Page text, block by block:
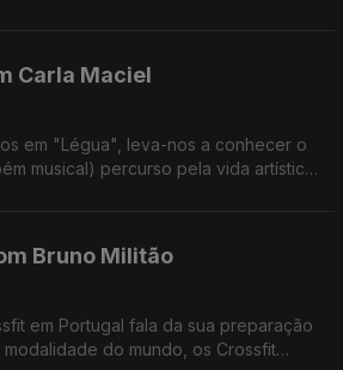
Carla Maciel
em "Légua", leva-nos a conhecer o
musical) percurso pela vida artística,
Bruno Militão
em Portugal fala da sua preparação
do mundo, os Crossfit